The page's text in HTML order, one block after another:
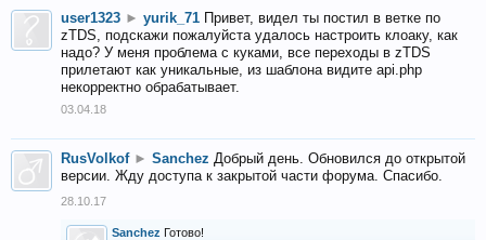
user1323 ► yurik_71 Привет, видел ты постил в ветке по
zTDS, подскажи пожалуйста удалось настроить клоаку, как
надо? У меня проблема с куками, все переходы в zTDS
прилетают как уникальные, из шаблона видите api.php
некорректно обрабатывает.
03.04.18
RusVolkof ► Sanchez Добрый день. Обновился до открытой
версии. Жду доступа к закрытой части форума. Спасибо.
28.10.17
Sanchez Готово!